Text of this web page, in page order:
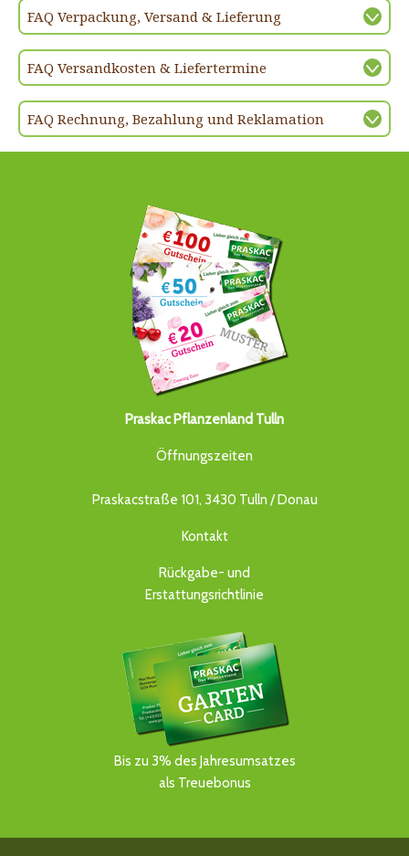
FAQ Verpackung, Versand & Lieferung
FAQ Versandkosten & Liefertermine
FAQ Rechnung, Bezahlung und Reklamation
Praskac Pflanzenland Tulln
Öffnungszeiten
Praskacstraße 101, 3430 Tulln / Donau
Kontakt
Rückgabe- und
Erstattungsrichtlinie
Bis zu 3% des Jahresumsatzes
als Treuebonus